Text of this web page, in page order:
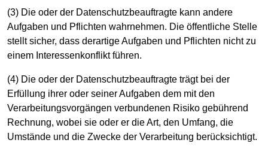
(3) Die oder der Datenschutzbeauftragte kann andere
Aufgaben und Pflichten wahrnehmen. Die öffentliche Stelle
stellt sicher, dass derartige Aufgaben und Pflichten nicht zu
einem Interessenkonflikt führen.
(4) Die oder der Datenschutzbeauftragte trägt bei der
Erfüllung ihrer oder seiner Aufgaben dem mit den
Verarbeitungsvorgängen verbundenen Risiko gebührend
Rechnung, wobei sie oder er die Art, den Umfang, die
Umstände und die Zwecke der Verarbeitung berücksichtigt.